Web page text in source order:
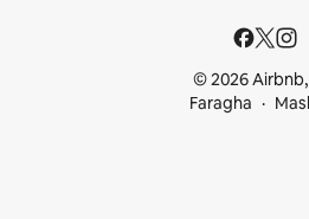
© 2026 Airbnb,
Faragha